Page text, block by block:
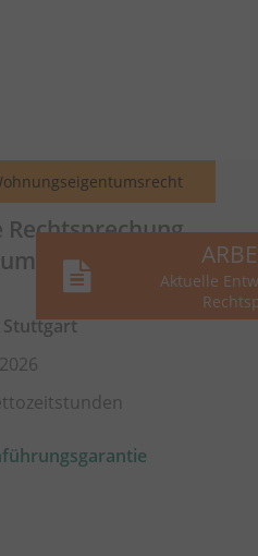
Stuttgart
Aktuelle